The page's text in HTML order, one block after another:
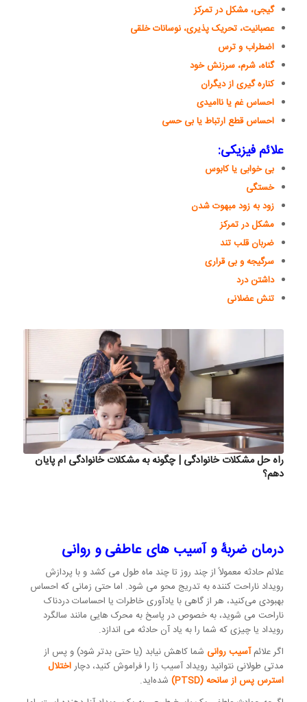
گیجی، مشکل در تمرکز
عصبانیت، تحریک پذیری، نوسانات خلقی
اضطراب و ترس
گناه، شرم، سرزنش خود
کناره گیری از دیگران
احساس غم یا ناامیدی
احساس قطع ارتباط یا بی حسی
علائم فیزیکی:
بی خوابی یا کابوس
خستگی
زود به زود مبهوت شدن
مشکل در تمرکز
ضربان قلب تند
سرگیجه و بی قراری
داشتن درد
تنش عضلانی
راه حل مشکلات خانوادگی | چگونه به مشکلات خانوادگی ام پایان
دهم؟
درمان ضربۀ و آسیب های عاطفی و روانی
علائم حادثه معمولاً از چند روز تا چند ماه طول می کشد و با پردازش
رویداد ناراحت کننده به تدریج محو می شود. اما حتی زمانی که احساس
بهبودی می‌کنید، هر از گاهی با یادآوری خاطرات یا احساسات دردناک
ناراحت می شوید، به خصوص در پاسخ به محرک هایی مانند سالگرد
رویداد یا چیزی که شما را به یاد آن حادثه می اندازد.
اگر علائمآسیب روانی شما کاهش نیابد (یا حتی بدتر شود) و پس از
مدتی طولانی نتوانید رویداد آسیب زا را فراموش کنید، دچاراختلال
استرس پس از سانحه (PTSD)
شده‌اید.